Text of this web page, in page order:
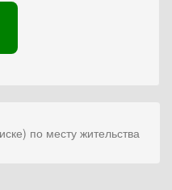
по месту жительства